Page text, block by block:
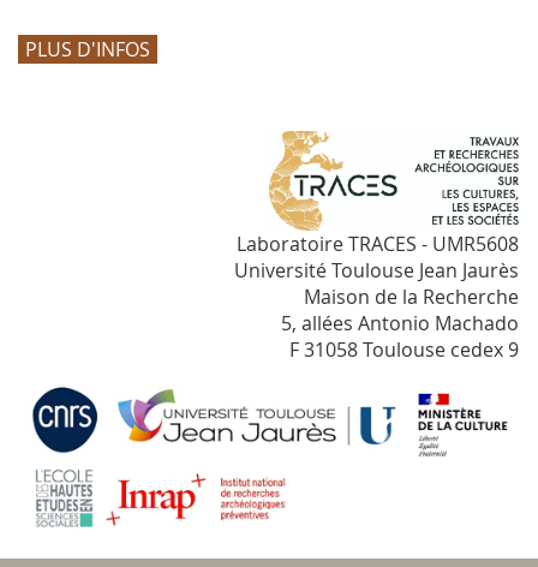
PLUS D'INFOS
Laboratoire TRACES - UMR5608
Université Toulouse Jean Jaurès
Maison de la Recherche
5, allées Antonio Machado
F 31058 Toulouse cedex 9